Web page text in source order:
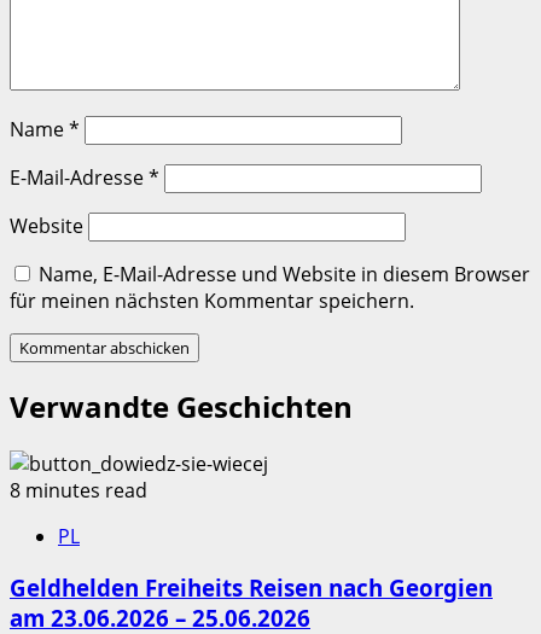
Name*
E-Mail-Adresse*
Website
Name, E-Mail-Adresse und Website in diesem Browser
für meinen nächsten Kommentar speichern.
Verwandte Geschichten
8 minutes read
PL
Geldhelden Freiheits Reisen nach Georgien
am 23.06.2026 – 25.06.2026